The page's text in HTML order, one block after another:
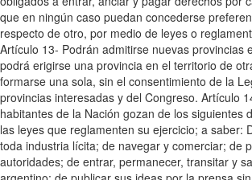
que en ningún caso puedan concederse
respecto de otro, por medio de leyes o
Artículo 13- Podrán admitirse nuevas provincias
podrá erigirse una provincia en el territorio de
formarse una sola, sin el consentimiento de la
provincias interesadas y del Congreso. Artículo
habitantes de la Nación gozan de los siguientes
las leyes que reglamenten su ejercicio; a saber:
toda industria lícita; de navegar y comerciar; de
autoridades; de entrar, permanecer, transitar y